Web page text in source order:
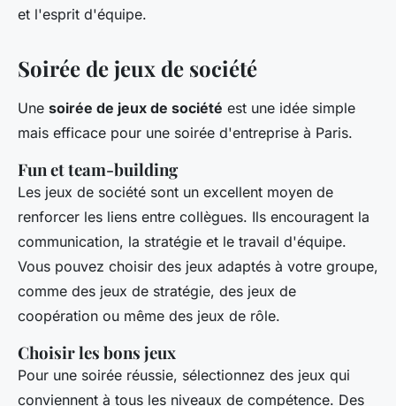
et l'esprit d'équipe.
Soirée de jeux de société
Une soirée de jeux de société est une idée simple
mais efficace pour une soirée d'entreprise à Paris.
Fun et team-building
Les jeux de société sont un excellent moyen de
renforcer les liens entre collègues. Ils encouragent la
communication, la stratégie et le travail d'équipe.
Vous pouvez choisir des jeux adaptés à votre groupe,
comme des jeux de stratégie, des jeux de
coopération ou même des jeux de rôle.
Choisir les bons jeux
Pour une soirée réussie, sélectionnez des jeux qui
conviennent à tous les niveaux de compétence. Des